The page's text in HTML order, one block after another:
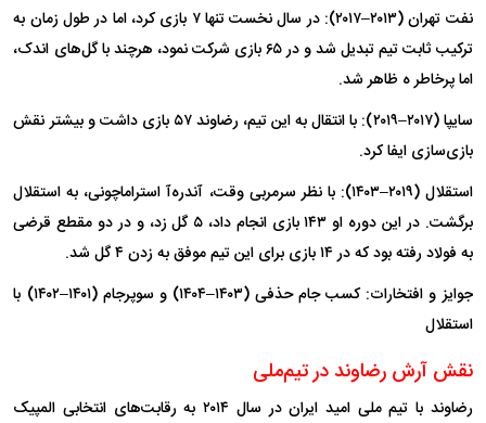
نفت تهران (۲۰۱۳–۲۰۱۷): در سال نخست تنها ۷ بازی کرد، اما در طول زمان به
ترکیب ثابت تیم تبدیل شد و در ۶۵ بازی شرکت نمود، هرچند با گل‌های اندک،
اما پرخاطر ه ظاهر شد.
سایپا (۲۰۱۷–۲۰۱۹): با انتقال به این تیم، رضاوند ۵۷ بازی داشت و بیشتر نقش
بازی‌سازی ایفا کرد.
استقلال (۲۰۱۹–۱۴۰۳): با نظر سرمربی وقت، آندره‌آ استراماچونی، به استقلال
برگشت. در این دوره او ۱۴۳ بازی انجام داد، ۵ گل زد، و در دو مقطع قرضی
به فولاد رفته بود که در ۱۴ بازی برای این تیم موفق به زدن ۴ گل شد.
جوایز و افتخارات: کسب جام حذفی (۱۴۰۳–۱۴۰۴) و سوپرجام (۱۴۰۱–۱۴۰۲) با
استقلال
نقش آرش رضاوند در تیم‌ملی
رضاوند با تیم ملی امید ایران در سال ۲۰۱۴ به رقابت‌های انتخابی المپیک